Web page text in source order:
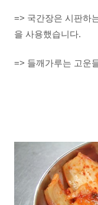
=> 국간장은 시판하
을 사용했습니다.
=> 들깨가루는 고운